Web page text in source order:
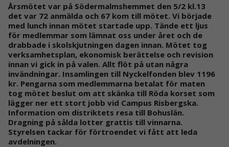
Årsmötet var på Södermalmshemmet den 5/2 kl.13
det var 72 anmälda och 67 kom till mötet. Vi började
med lunch innan mötet startade upp. Tände ett ljus
för medlemmar som lämnat oss under året och de
drabbade i skolskjutningen dagen innan. Mötet tog
verksamhetsplan, ekonomisk berättelse och revision
innan vi gick in på valen. Allt flöt på utan några
invändningar. Insamlingen till Nyckelfonden blev 1196
kr. Pengarna som medlemmarna betalat för maten
tog mötet beslut om att skänka till Röda korset som
lägger ner ett stort jobb vid Campus Risbergska.
Information om distriktets resa till Bohuslän.
Dragning på sålda lotter grattis till vinnarna.
Styrelsen tackar för förtroendet vi fått att leda
avdelningen.